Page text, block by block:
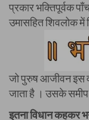
प्रकार भक्तिपूर्वक
उमासहित शिवलोक में
जो पुरुष आजीवन इस
जाता है । उसके
इतना विधान कहकर